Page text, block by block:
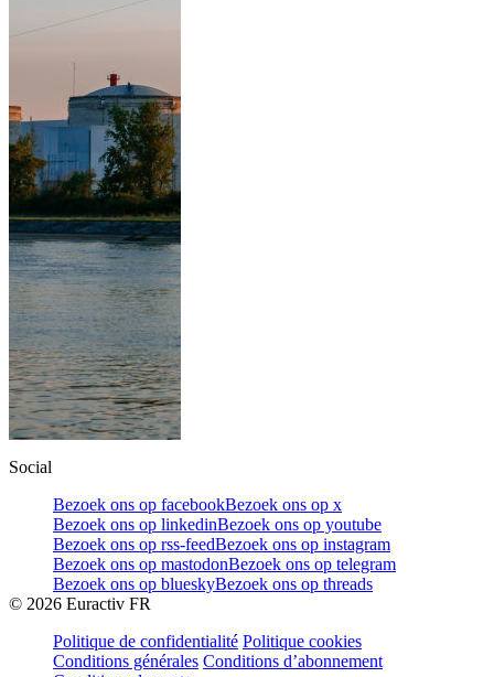
Social
Bezoek ons op facebookBezoek ons op x
Bezoek ons op linkedinBezoek ons op youtube
Bezoek ons op rss-feedBezoek ons op instagram
Bezoek ons op mastodonBezoek ons op telegram
Bezoek ons op blueskyBezoek ons op threads
© 2026 Euractiv FR
Politique de confidentialité Politique cookies
Conditions générales Conditions d’abonnement